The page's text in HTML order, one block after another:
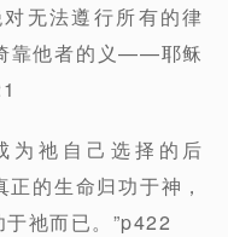
无法遵行所有的律
靠他者的义——耶稣
为祂自己选择的后
的生命归功于神，
祂而已。”p422